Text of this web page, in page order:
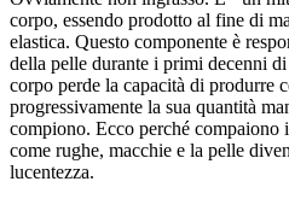
corpo, essendo prodotto al fine di
elastica. Questo componente è
della pelle durante i primi decenni
corpo perde la capacità di produrre
progressivamente la sua quantità
compiono. Ecco perché compaiono
come rughe, macchie e la pelle
lucentezza.